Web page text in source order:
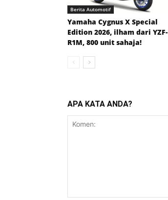
Berita Automotif
Yamaha Cygnus X Special
Edition 2026, ilham dari YZF-
R1M, 800 unit sahaja!
APA KATA ANDA?